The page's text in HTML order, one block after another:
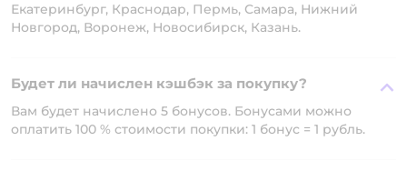
Екатеринбург, Краснодар, Пермь, Самара, Нижний
Новгород, Воронеж, Новосибирск, Казань.
Будет ли начислен кэшбэк за покупку?
Вам будет начислено 5 бонусов. Бонусами можно
оплатить 100 % стоимости покупки: 1 бонус = 1 рубль.